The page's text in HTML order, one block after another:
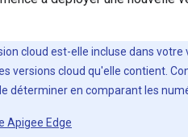
cloud est-elle incluse dans votre
versions cloud qu'elle contient.
déterminer en comparant les
Apigee Edge